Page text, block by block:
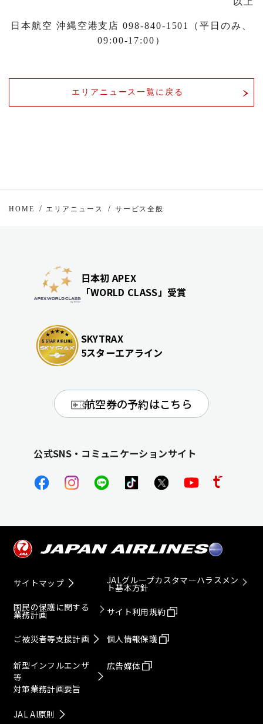
日本航空 沖縄空港支店 098-840-1501（平日のみ、
09:00-17:00）
エリアニュース一覧に戻る
HOME エリアニュース サービス全般
日本初 APEX
「WORLD CLASS」受賞
SKYTRAX
5スターエアライン
航空券の予約はこちら
公式SNS・コミュニケーションサイト
サイトマップ
国民の保護に関する
業務計画
ご被災者等支援計画
新型インフルエンザ
等
対策業務計画要旨
JAL AI原則
JALグループカスタマーハラスメン
ト基本方針
サイト利用規約
個人情報保護
広告媒体